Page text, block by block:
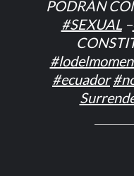
PODRÁN
#SEXUAL –
#ecuador